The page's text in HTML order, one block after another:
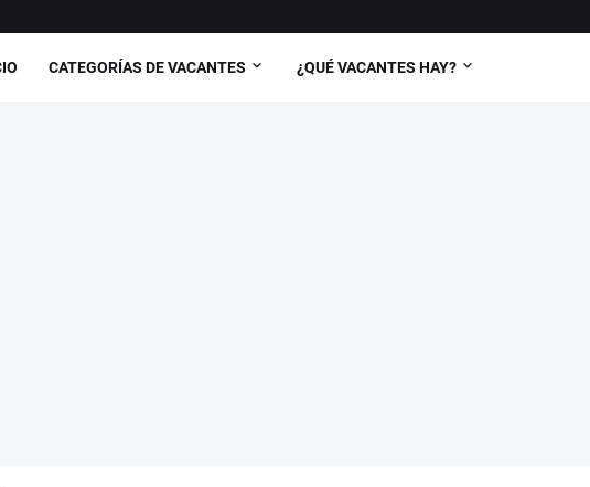
CATEGORÍAS DE VACANTES ¿QUÉ VACANTES HAY?